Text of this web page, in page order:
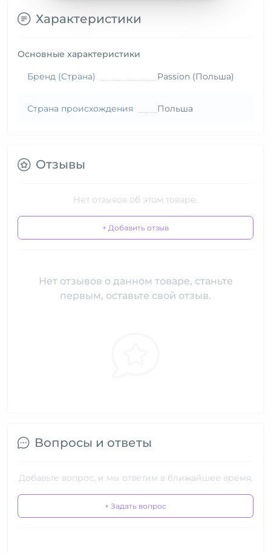
Характеристики
Основные характеристики
Бренд (Страна) Passion (Польша)
Страна происхождения Польша
Отзывы
Нет отзывов об этом товаре.
+ Добавить отзыв
Нет отзывов о данном товаре, станьте
первым, оставьте свой отзыв.
Вопросы и ответы
Добавьте вопрос, и мы ответим в ближайшее время.
+ Задать вопрос